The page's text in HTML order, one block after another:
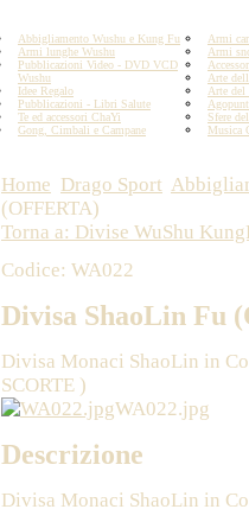
Abbigliamento Wushu e Kung Fu
Armi
Armi lunghe Wushu
Armi
Pubblicazioni Video - DVD VCD
Wushu
Arte
Idee Regalo
Arte del
Pubblicazioni - Libri Salute
Te ed accessori ChaYi
Sfere
Gong, Cimbali e Campane
Musica
Home Drago Sport
(OFFERTA)
Torna a: Divise WuShu
Codice: WA022
Divisa ShaoLin Fu
Divisa Monaci ShaoLin in
SCORTE )
WA022.jpg
Descrizione
Divisa Monaci ShaoLin in